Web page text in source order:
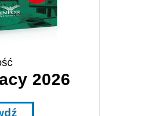
2026